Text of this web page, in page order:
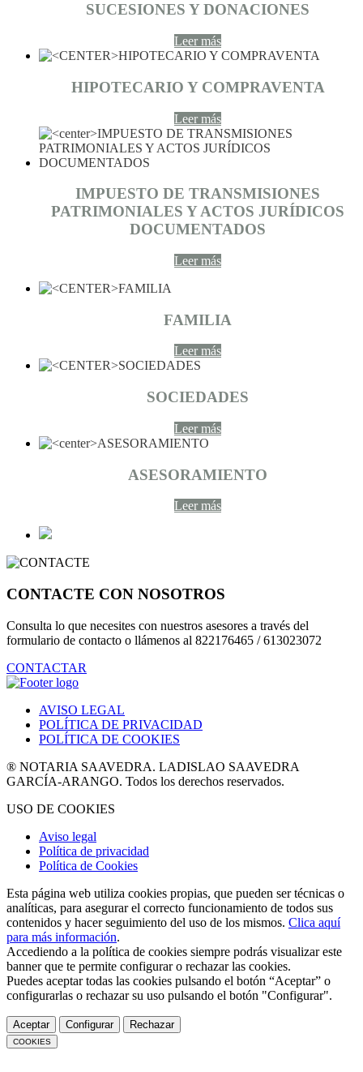
SUCESIONES Y DONACIONES
Leer más
HIPOTECARIO Y COMPRAVENTA
Leer más
IMPUESTO DE TRANSMISIONES
PATRIMONIALES Y ACTOS JURÍDICOS
DOCUMENTADOS
Leer más
FAMILIA
Leer más
SOCIEDADES
Leer más
ASESORAMIENTO
Leer más
CONTACTE CON NOSOTROS
Consulta lo que necesites con nuestros asesores a través del
formulario de contacto o llámenos al 822176465 / 613023072
CONTACTAR
AVISO LEGAL
POLÍTICA DE PRIVACIDAD
POLÍTICA DE COOKIES
® NOTARIA SAAVEDRA. LADISLAO SAAVEDRA
GARCÍA-ARANGO. Todos los derechos reservados.
USO DE COOKIES
Aviso legal
Política de privacidad
Política de Cookies
Esta página web utiliza cookies propias, que pueden ser técnicas o
analíticas, para asegurar el correcto funcionamiento de todos sus
contenidos y hacer seguimiento del uso de los mismos. Clica aquí
para más información.
Accediendo a la política de cookies siempre podrás visualizar este
banner que te permite configurar o rechazar las cookies.
Puedes aceptar todas las cookies pulsando el botón “Aceptar” o
configurarlas o rechazar su uso pulsando el botón "Configurar".
Aceptar Configurar Rechazar
COOKIES